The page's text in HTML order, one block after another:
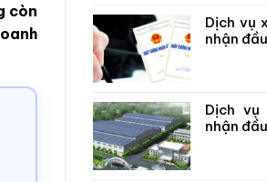
còn
Dịch vụ
nhận
Dịch
nhận